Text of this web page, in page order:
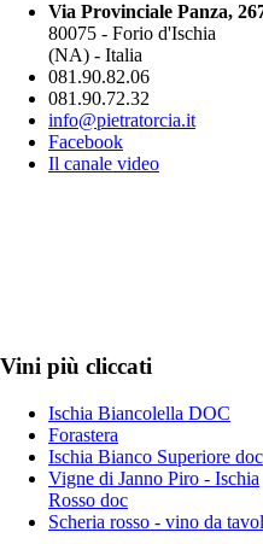
Via Provinciale Panza,
80075 - Forio d'Ischia
(NA) - Italia
081.90.82.06
081.90.72.32
info@pietratorcia.it
Facebook
Il canale video
Vini più cliccati
Ischia Biancolella DOC
Forastera
Ischia Bianco Superiore doc
Vigne di Janno Piro - Ischia
Rosso doc
Scheria rosso - vino da